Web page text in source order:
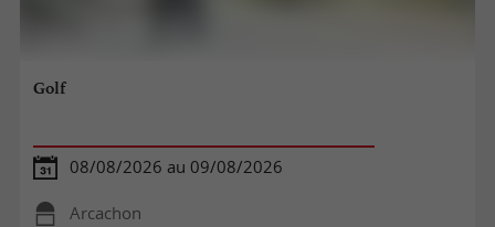
Golf
08/08/2026 au 09/08/2026
Arcachon